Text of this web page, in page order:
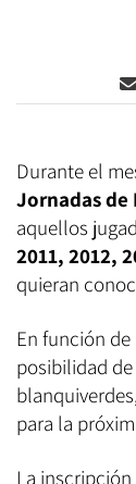
Durante el
Jornadas de
aquellos
2011, 2012,
quieran
En función
posibilidad
para la
La inscripción